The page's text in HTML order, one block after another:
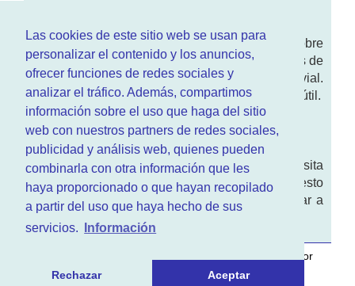
Las cookies de este sitio web se usan para
personalizar el contenido y los anuncios,
ofrecer funciones de redes sociales y
analizar el tráfico. Además, compartimos
información sobre el uso que haga del sitio
web con nuestros partners de redes sociales,
publicidad y análisis web, quienes pueden
combinarla con otra información que les
haya proporcionado o que hayan recopilado
a partir del uso que haya hecho de sus
servicios.
Información
Rechazar Aceptar
Enwww.RenovarCarnet.com Te contamos sobre
larenovación del permisode conducir, noticias de
actualidad motor y sobre todo seguridad vial.
Ademas tenemos todo tipo de información DGT útil.
¿Quienes somos?
Quieres saber quien mantiene la pagina, visita
nuestrasección de contacto. Aquí tienes nuesto
aviso legal. Basicamente no queremos engañar a
por
.